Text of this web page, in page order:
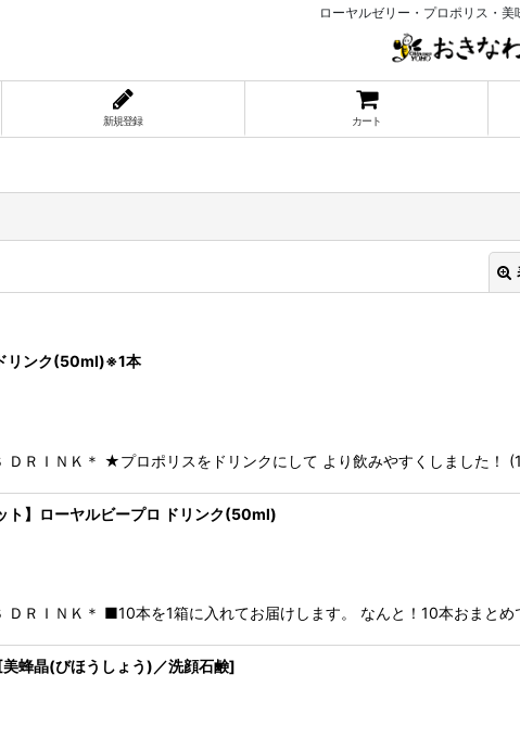
ローヤルゼリー・プロポリス・
新規登録 カート
絞り込む
リンク(50ml)※1本
ＤＲＩＮＫ＊ ★プロポリスをドリンクにして より飲みやすくしました
】ローヤルビープロ ドリンク(50ml)
ＤＲＩＮＫ＊ ■10本を1箱に入れてお届けします。 なんと！10本おま
蜂晶(びほうしょう)／洗顔石鹸]